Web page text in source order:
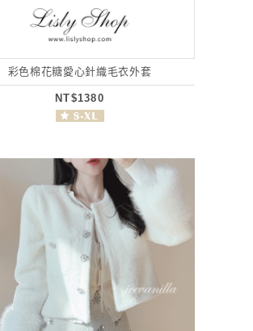
彩色棉花糖愛心針織毛衣外套
NT$1380